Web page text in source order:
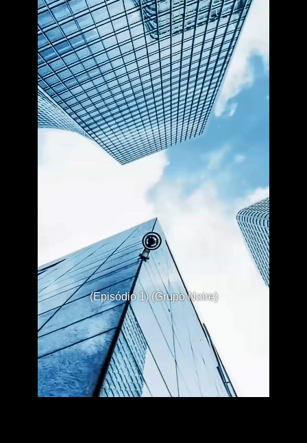
(Episódio 1) (Grupo Noire)